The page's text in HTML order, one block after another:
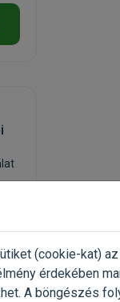
(cookie-kat)
érdekében
A böngészés